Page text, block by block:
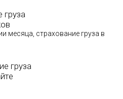
груза
месяца, страхование груза в
груза